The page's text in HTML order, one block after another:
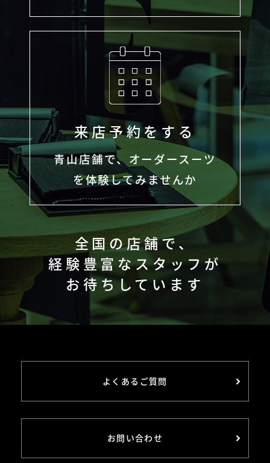
来店予約をする
青山店舗で、オーダースーツ
を体験してみませんか
全国の店舗で、
経験豊富なスタッフが
お待ちしています
よくあるご質問
お問い合わせ